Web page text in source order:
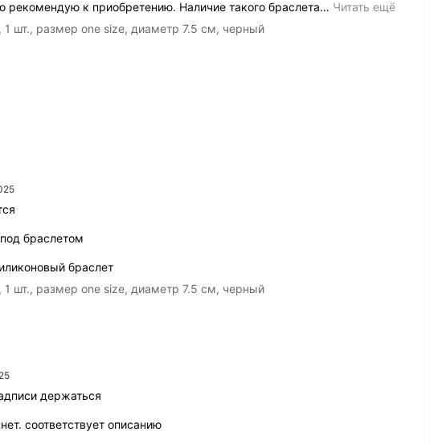
рекомендую к приобретению. Наличие такого браслета… Читать ещё
шт., размер one size, диаметр 7.5 см, черный
браслетом
браслет
шт., размер one size, диаметр 7.5 см, черный
держаться
соответствует описанию